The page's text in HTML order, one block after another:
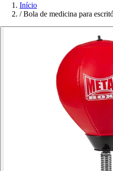
Início
/ Bola de medicina para